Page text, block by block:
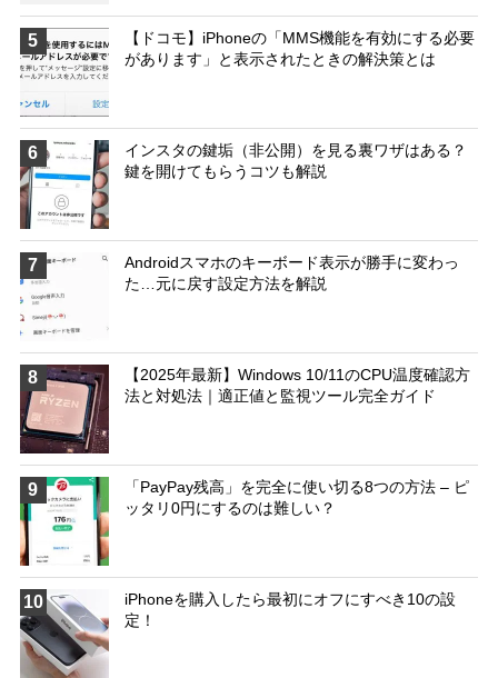
5
【ドコモ】iPhoneの「MMS機能を有効にする必要
があります」と表示されたときの解決策とは
6
インスタの鍵垢（非公開）を見る裏ワザはある？
鍵を開けてもらうコツも解説
7
Androidスマホのキーボード表示が勝手に変わっ
た…元に戻す設定方法を解説
8
【2025年最新】Windows 10/11のCPU温度確認方
法と対処法｜適正値と監視ツール完全ガイド
9
「PayPay残高」を完全に使い切る8つの方法 – ピ
ッタリ0円にするのは難しい？
10
iPhoneを購入したら最初にオフにすべき10の設
定！